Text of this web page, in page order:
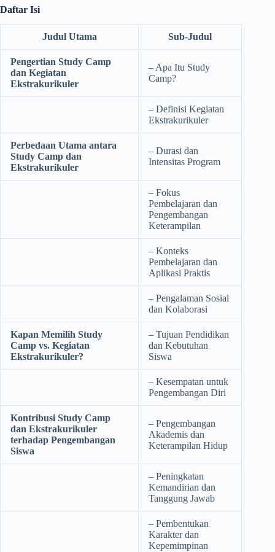
Daftar Isi
Judul Utama Sub-Judul
Pengertian Study Camp
dan Kegiatan
Ekstrakurikuler
– Apa Itu Study
Camp?
– Definisi Kegiatan
Ekstrakurikuler
Perbedaan Utama antara
Study Camp dan
Ekstrakurikuler
– Durasi dan
Intensitas Program
– Fokus
Pembelajaran dan
Pengembangan
Keterampilan
– Konteks
Pembelajaran dan
Aplikasi Praktis
– Pengalaman Sosial
dan Kolaborasi
Kapan Memilih Study
Camp vs. Kegiatan
Ekstrakurikuler?
– Tujuan Pendidikan
dan Kebutuhan
Siswa
– Kesempatan untuk
Pengembangan Diri
Kontribusi Study Camp
dan Ekstrakurikuler
terhadap Pengembangan
Siswa
– Pengembangan
Akademis dan
Keterampilan Hidup
– Peningkatan
Kemandirian dan
Tanggung Jawab
– Pembentukan
Karakter dan
Kepemimpinan